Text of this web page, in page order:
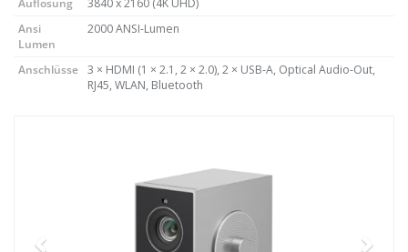
Ansi
Lumen
2000 ANSI-Lumen
Anschlüsse 3 × HDMI (1 × 2.1, 2 × 2.0), 2 × USB-A, Optical Audio-Out,
RJ45, WLAN, Bluetooth